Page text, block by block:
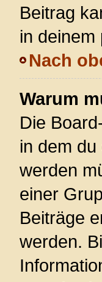
Beitrag
in
Nach
Warum
Die
in dem
werden
einer
Beiträge
werden.